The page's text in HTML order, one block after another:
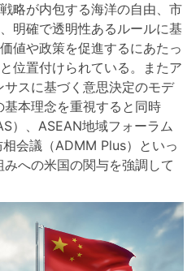
略が内包する海洋の自由、市
明確で透明性あるルールに基
値や政策を促進するにあたっ
位置付けられている。またア
スに基づく意思決定のモデ
本理念を重視すると同時
）、ASEAN地域フォーラム
相会議（ADMM Plus）といっ
への米国の関与を強調して